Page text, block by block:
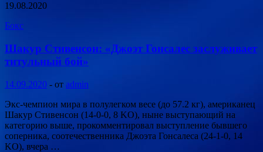
19.08.2020
Бокс
Шакур Стивенсон: «Джоэт Гонсалес заслуживает
титульный бой»
14.09.2020 - от admin
Экс-чемпион мира в полулегком весе (до 57.2 кг), американец
Шакур Стивенсон (14-0-0, 8 KO), ныне выступающий на
категорию выше, прокомментировал выступление бывшего
соперника, соотечественника Джоэта Гонсалеса (24-1-0, 14
KO), вчера …